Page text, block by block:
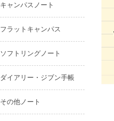
キャンパスノート
フラットキャンパス
ソフトリングノート
ダイアリー・ジブン手帳
その他ノート